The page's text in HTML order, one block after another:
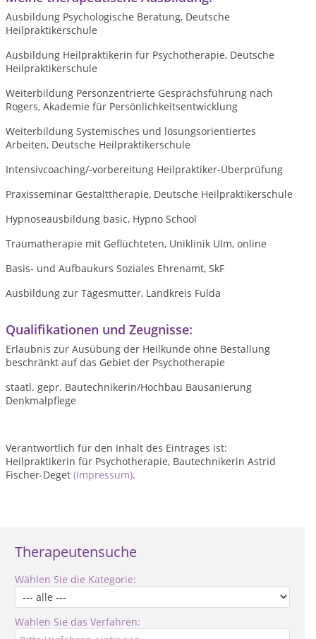
Therapeutensuche
Wählen Sie die Kategorie:
Wählen Sie das Verfahren:
Ausbildung Psychologische Beratung, Deutsche
Heilpraktikerschule
Ausbildung Heilpraktikerin für Psychotherapie, Deutsche
Heilpraktikerschule
Weiterbildung Personzentrierte Gesprächsführung nach
Rogers, Akademie für Persönlichkeitsentwicklung
Weiterbildung Systemisches und lösungsorientiertes
Arbeiten, Deutsche Heilpraktikerschule
Intensivcoaching/-vorbereitung Heilpraktiker-Überprüfung
Praxisseminar Gestalttherapie, Deutsche Heilpraktikerschule
Hypnoseausbildung basic, Hypno School
Traumatherapie mit Geflüchteten, Uniklinik Ulm, online
Basis- und Aufbaukurs Soziales Ehrenamt, SkF
Ausbildung zur Tagesmutter, Landkreis Fulda
Qualifikationen und Zeugnisse:
Erlaubnis zur Ausübung der Heilkunde ohne Bestallung
beschränkt auf das Gebiet der Psychotherapie
staatl. gepr. Bautechnikerin/Hochbau Bausanierung
Denkmalpflege
Verantwortlich für den Inhalt des Eintrages ist:
Heilpraktikerin für Psychotherapie, Bautechnikerin Astrid
Fischer-Deget (Impressum).